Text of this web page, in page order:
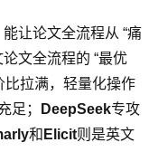
让论文全流程从 “痛
论文全流程的 “最优
比拉满，轻量化操作
足； DeepSeek专攻
和 Elicit则是英文